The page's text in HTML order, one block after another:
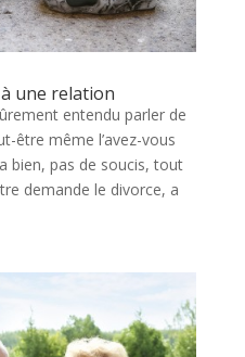
une relation
entendu parler de
être même l’avez-vous
bien, pas de soucis, tout
demande le divorce, a